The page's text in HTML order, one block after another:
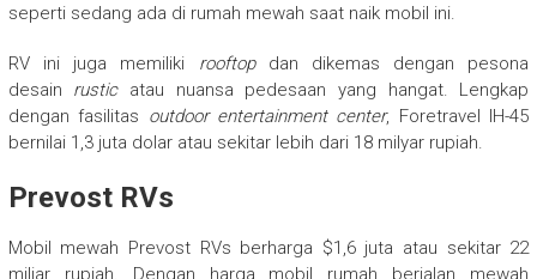
seperti sedang ada di rumah mewah saat naik mobil ini.
RV ini juga memiliki rooftop dan dikemas dengan pesona
desain rustic atau nuansa pedesaan yang hangat. Lengkap
dengan fasilitas outdoor entertainment center, Foretravel IH-45
bernilai 1,3 juta dolar atau sekitar lebih dari 18 milyar rupiah.
Prevost RVs
Mobil mewah Prevost RVs berharga $1,6 juta atau sekitar 22